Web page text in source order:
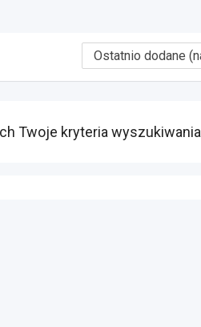
Twoje kryteria wyszukiwania